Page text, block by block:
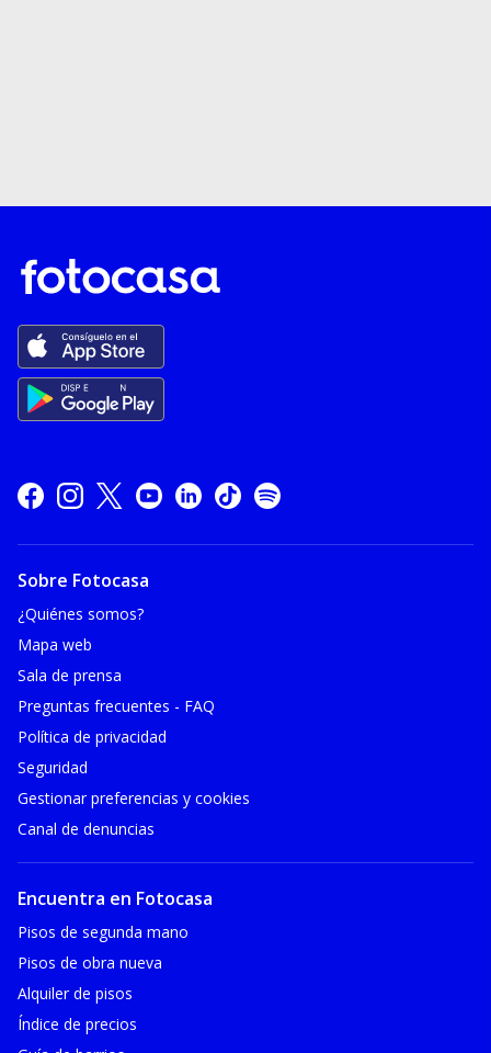
Sobre Fotocasa
¿Quiénes somos?
Mapa web
Sala de prensa
Preguntas frecuentes - FAQ
Política de privacidad
Seguridad
Gestionar preferencias y cookies
Canal de denuncias
Encuentra en Fotocasa
Pisos de segunda mano
Pisos de obra nueva
Alquiler de pisos
Índice de precios